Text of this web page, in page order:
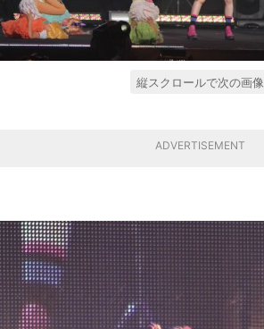
縦スクロールで次の画像
ADVERTISEMENT